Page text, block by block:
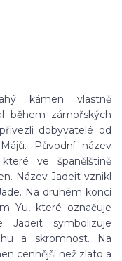
kámen vlastně
během zámořských
dobyvatelé od
Původní název
ve španělštině
Název Jadeit vznikl
Na druhém konci
Yu, které označuje
Jadeit symbolizuje
a skromnost. Na
cennější než zlato a